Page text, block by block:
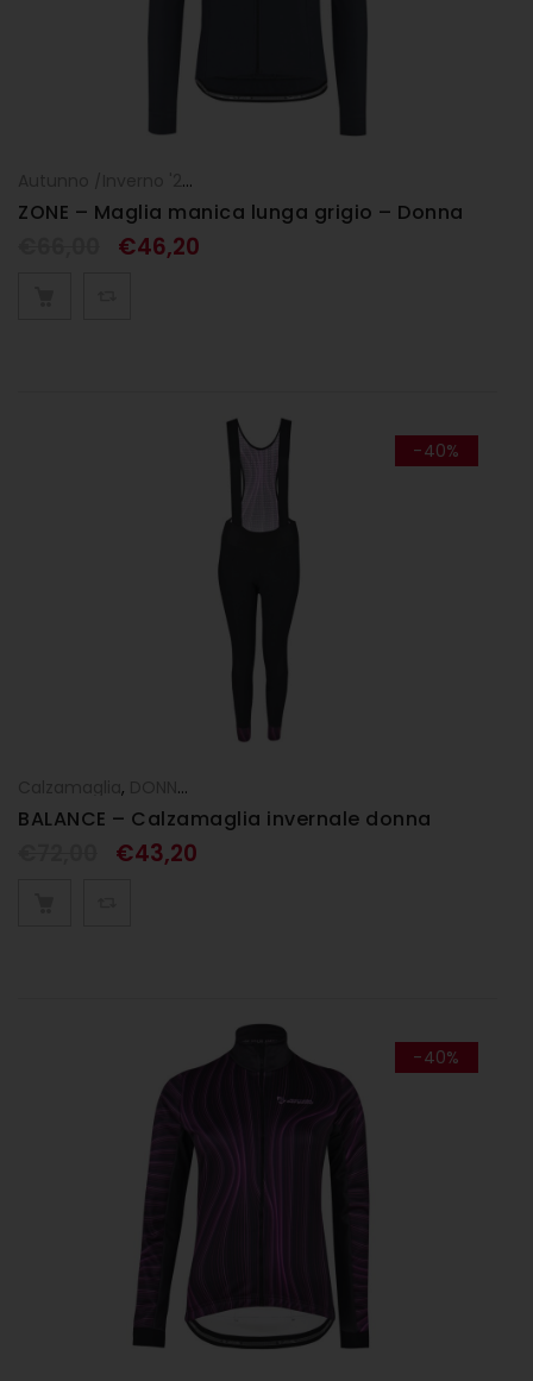
Autunno /Inverno '25
ZONE – Maglia manica lunga grigio – Donna
€46,20
-40%
,
BALANCE – Calzamaglia invernale donna
€43,20
-40%